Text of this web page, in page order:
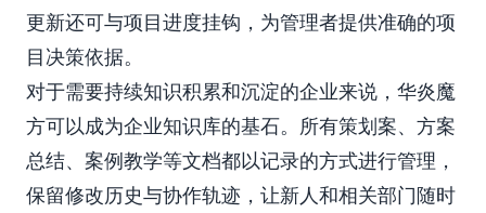
更新还可与项目进度挂钩，为管理者提供准确的项
目决策依据。
对于需要持续知识积累和沉淀的企业来说，华炎魔
方可以成为企业知识库的基石。所有策划案、方案
总结、案例教学等文档都以记录的方式进行管理，
保留修改历史与协作轨迹，让新人和相关部门随时